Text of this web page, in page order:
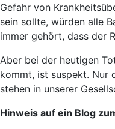
Gefahr von
sein sollte, würden alle
immer gehört, dass der
Aber bei der heutigen
kommt, ist suspekt. Nur
stehen in unserer
Hinweis auf ein Blog